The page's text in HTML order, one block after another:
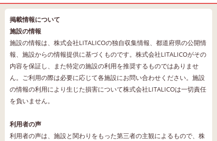
掲載情報について
施設の情報
施設の情報は、株式会社LITALICOの独自収集情報、都道府県の公開情
報、施設からの情報提供に基づくものです。株式会社LITALICOがその
内容を保証し、また特定の施設の利用を推奨するものではありませ
ん。ご利用の際は必要に応じて各施設にお問い合わせください。施設
の情報の利用により生じた損害について株式会社LITALICOは一切責任
を負いません。
利用者の声
利用者の声は、施設と関わりをもった第三者の主観によるもので、株